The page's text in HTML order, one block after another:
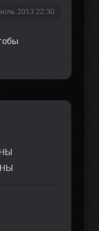
2013 22:30